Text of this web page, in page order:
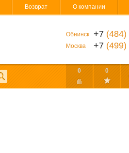
Возврат О компании
Обнинск +7 (484)
Москва +7 (499)
0 0